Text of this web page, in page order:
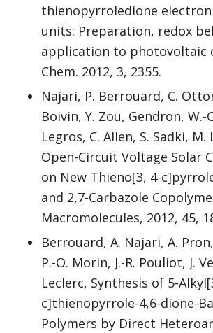
thienopyrroledione
units: Preparation, redox
application to photovoltaic
Chem. 2012, 3, 2355.
Najari, P. Berrouard, C.
Boivin, Y. Zou, Gendron, W.-
Legros, C. Allen, S. Sadki,
Open-Circuit Voltage Solar
on New Thieno[3, 4-
and 2,7-Carbazole
Macromolecules, 2012, 45,
Berrouard, A. Najari, A. Pron,
P.-O. Morin, J.-R. Pouliot, J.
Leclerc, Synthesis of 5-
c]thienopyrrole-4,6-dione-
Polymers by Direct